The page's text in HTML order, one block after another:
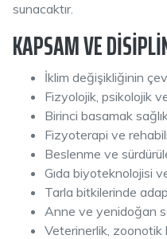
sunacaktır.
KAPSAM VE
İklim değişikliğinin
Fizyolojik, psikolojik
Birinci basamak
Fizyoterapi ve
Beslenme ve
Gıda biyoteknolojisi
Tarla bitkilerinde
Anne ve yenidoğan
Veterinerlik, zoonotik